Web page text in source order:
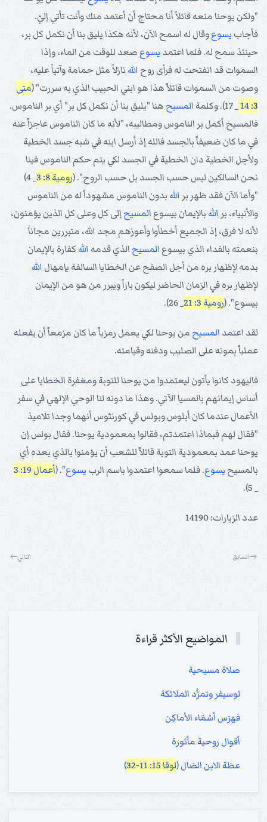
"ولكن يوحنا منعه قائلاً أنا محتاج أن أعتمد منك وأنت تأتي إليّ.
فأجاب يسوعوقال له اسمح الآن، لأنه هكذا يليق بنا أن نكمل كل بر،
حينئذ سمح له. فلما اعتمد يسوع صعد للوقت من الماء، وإذا
السموات قد انفتحت له فرأى روح الله نازلاً مثل حمامة وآتياً عليه،
وصوت من السموات قائلاً هذا هو ابني الحبيب الذي به سررت" (متى
3: 14
_ 17). وكلمة المسيح هنا "يليق بنا أن نكمل كل بر" أي بر الناموس.
فالمسيح أكمل بر الناموس ومطاليبه، "لأنه ما كان الناموس عاجزاً عنه
في ما كان ضعيفاً بالجسد فالله إذ أرسل ابنه في شبه جسد الخطية
ولأجل الخطية دان الخطية في الجسد لكي يتم حكم الناموس فينا
نحن السالكين ليس حسب الجسد بل حسب الروح". (رومية 8: 3
_ 4)
"وأما الآن فقد ظهر بر الله بدون الناموس مشهوداً له من الناموس
والأنبياء، بر الله بالإيمان بيسوع المسيحإلى كل وعلى كل الذين يؤمنون،
لأنه لا فرق، إذ الجميع أخطأوا وأعوزهم مجد الله، متبررين مجاناً
بنعمته بالفداء الذي بيسوع المسيح الذي قدمه الله كفارة بالإيمان
بدمه لإظهار بره من أجل الصفح عن الخطايا السالفة بإمهال الله
لإظهار بره في الزمان الحاضر ليكون باراً ويبرر من هو من الإيمان
بيسوع". (رومية 3: 21 _ 26).
لقد اعتمد المسيح من يوحنا لكي يعمل رمزياً ما كان مزمعاً أن يفعله
عملياً بموته على الصليب ودفنه وقيامته.
فاليهود كانوا يأتون ليعتمدوا من يوحنا للتوبة ومغفرة الخطايا على
أساس إيمانهم بالمسيا الآتي. وهذا ما دونه لنا الوحي الإلهي في سفر
الأعمال عندما كان أبلوس وبولس في كورنثوس أنهما وجدا تلاميذ
"فقال لهم فبماذا اعتمدتم، فقالوا بمعمودية يوحنا. فقال بولس إن
يوحنا عمد بمعمودية التوبة قائلاً للشعب أن يؤمنوا بالذي بعده أي
بالمسيح يسوع. فلما سمعوا اعتمدوا باسم الرب يسوع". (أعمال 19: 3
_ 5).
عدد الزيارات: 14190
السابق التالي
المواضيع الأكثر قراءة
صلاة مسيحية
لوسيفر وتمرُّد الملائكة
فهرَس أسْمَاء الأماكِن
أقوال روحية مأثورة
عظة الابن الضال (لوقا 15: 11-32 )